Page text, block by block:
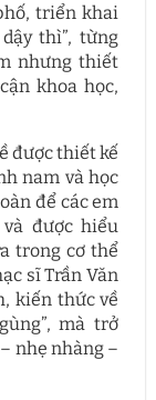
triển khai
thì”, từng
nhưng thiết
khoa học,
được thiết kế
nam và học
để các em
được hiểu
trong cơ thể
sĩ Trần Văn
kiến thức về
mà trở
nhẹ nhàng –